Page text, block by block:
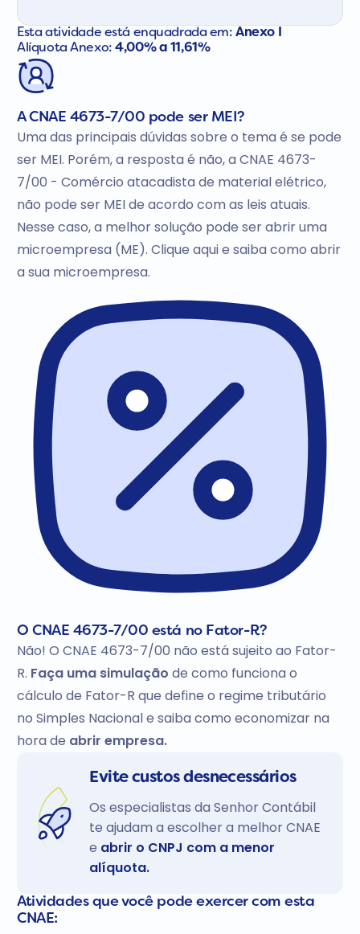
Esta atividade está enquadrada em:Anexo I
Alíquota Anexo:4,00% a 11,61%
A CNAE 4673-7/00 pode ser MEI?
Uma das principais dúvidas sobre o tema é se pode
ser MEI. Porém, a resposta é não, a CNAE 4673-
7/00 - Comércio atacadista de material elétrico,
não pode ser MEI de acordo com as leis atuais.
Nesse caso, a melhor solução pode ser abrir uma
microempresa (ME). Clique aqui e saiba como abrir
a sua microempresa.
O CNAE 4673-7/00 está no Fator-R?
Não! O CNAE 4673-7/00 não está sujeito ao Fator-
R. Faça uma simulação de como funciona o
cálculo de Fator-R que define o regime tributário
no Simples Nacional e saiba como economizar na
hora de abrir empresa.
Evite custos desnecessários
Os especialistas da Senhor Contábil
te ajudam a escolher a melhor CNAE
e abrir o CNPJ com a menor
alíquota.
Atividades que você pode exercer com esta
CNAE: